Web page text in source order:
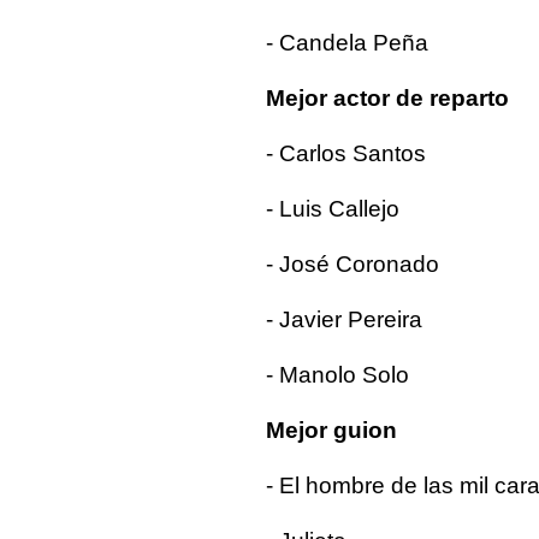
- Candela Peña
Mejor actor de reparto
- Carlos Santos
- Luis Callejo
- José Coronado
- Javier Pereira
- Manolo Solo
Mejor guion
- El hombre de las mil